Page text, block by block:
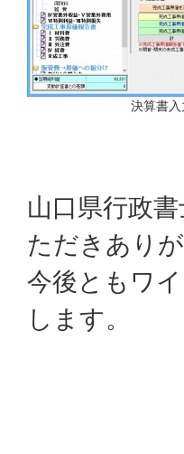
決算書
山口県行政
ただきあり
今後ともワ
します。